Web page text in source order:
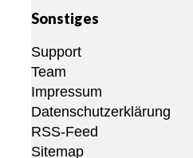
Sonstiges
Support
Team
Impressum
Datenschutzerklärung
RSS-Feed
Sitemap